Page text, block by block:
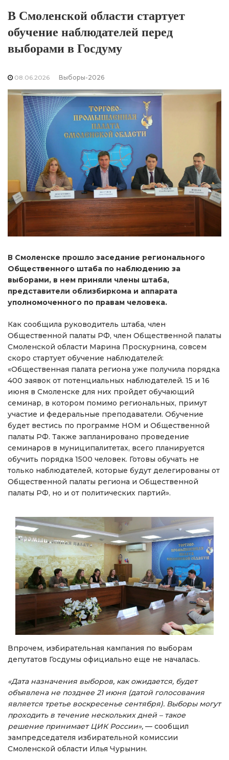
В Смоленской области стартует
обучение наблюдателей перед
выборами в Госдуму
08.06.2026 Выборы-2026
В Смоленске прошло заседание регионального
Общественного штаба по наблюдению за
выборами, в нем приняли члены штаба,
представители облизбиркома и аппарата
уполномоченного по правам человека.
Как сообщила руководитель штаба, член
Общественной палаты РФ, член Общественной палаты
Смоленской области Марина Проскурнина, совсем
скоро стартует обучение наблюдателей:
«Общественная палата региона уже получила порядка
400 заявок от потенциальных наблюдателей. 15 и 16
июня в Смоленске для них пройдет обучающий
семинар, в котором помимо региональных, примут
участие и федеральные преподаватели. Обучение
будет вестись по программе НОМ и Общественной
палаты РФ. Также запланировано проведение
семинаров в муниципалитетах, всего планируется
обучить порядка 1500 человек. Готовы обучать не
только наблюдателей, которые будут делегированы от
Общественной палаты региона и Общественной
палаты РФ, но и от политических партий».
Впрочем, избирательная кампания по выборам
депутатов Госдумы официально еще не началась.
«Дата назначения выборов, как ожидается, будет
объявлена не позднее 21 июня (датой голосования
является третье воскресенье сентября). Выборы могут
проходить в течение нескольких дней – такое
решение принимает ЦИК России», — сообщил
зампредседателя избирательной комиссии
Смоленской области Илья Чурынин.